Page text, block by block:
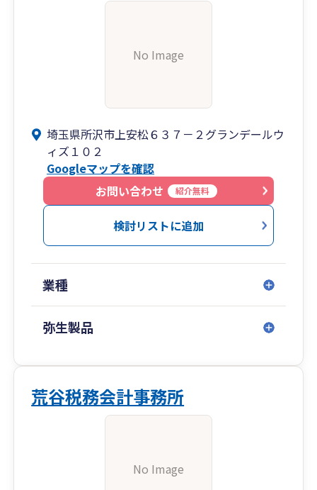
No Image
埼玉県所沢市上安松６３７－２グランデールウ
ィズ１０２
Googleマップを確認
お問い合わせ
紹介無料
検討リストに追加
業種
弥生製品
荒谷税務会計事務所
No Image